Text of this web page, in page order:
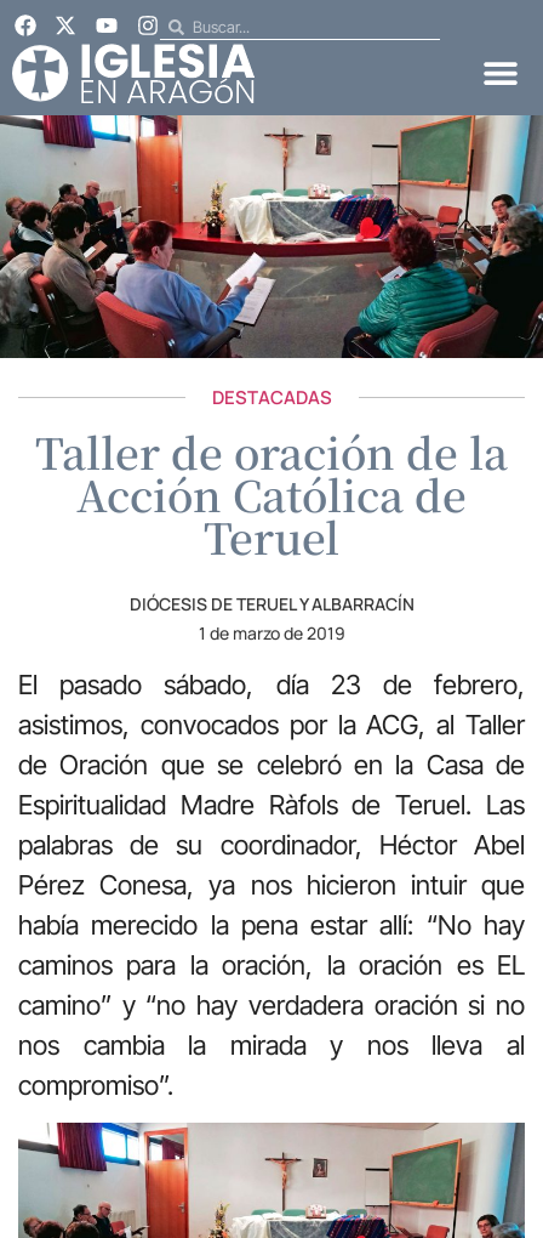
DESTACADAS
Taller de oración de la
Acción Católica de
Teruel
DIÓCESIS DE TERUEL Y ALBARRACÍN
1 de marzo de 2019
El pasado sábado, día 23 de febrero,
asistimos, convocados por la ACG, al Taller
de Oración que se celebró en la Casa de
Espiritualidad Madre Ràfols de Teruel. Las
palabras de su coordinador, Héctor Abel
Pérez Conesa, ya nos hicieron intuir que
había merecido la pena estar allí: “No hay
caminos para la oración, la oración es EL
camino” y “no hay verdadera oración si no
nos cambia la mirada y nos lleva al
compromiso”.